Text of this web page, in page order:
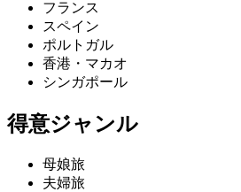
フランス
スペイン
ポルトガル
香港・マカオ
シンガポール
得意ジャンル
母娘旅
夫婦旅